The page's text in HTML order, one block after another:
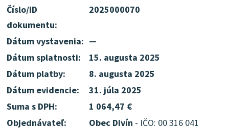
Číslo/ID
dokumentu:
2025000070
Dátum vystavenia: —
Dátum splatnosti:
15. augusta 2025
Dátum platby:
8. augusta 2025
Dátum evidencie:
31. júla 2025
Suma s DPH:
1 064,47 €
Objednávateľ:
Obec Divín - IČO: 00 316 041